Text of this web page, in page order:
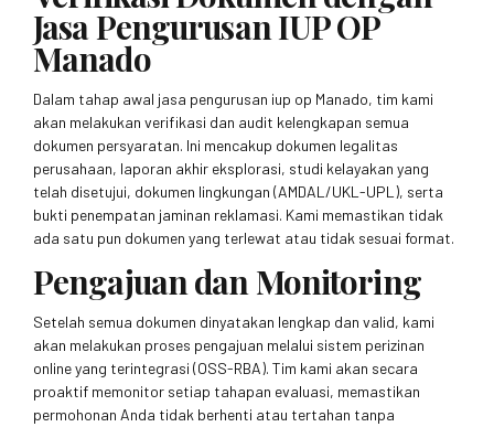
Jasa Pengurusan IUP OP
Manado
Dalam tahap awal jasa pengurusan iup op Manado, tim kami
akan melakukan verifikasi dan audit kelengkapan semua
dokumen persyaratan. Ini mencakup dokumen legalitas
perusahaan, laporan akhir eksplorasi, studi kelayakan yang
telah disetujui, dokumen lingkungan (AMDAL/UKL-UPL), serta
bukti penempatan jaminan reklamasi. Kami memastikan tidak
ada satu pun dokumen yang terlewat atau tidak sesuai format.
Pengajuan dan Monitoring
Setelah semua dokumen dinyatakan lengkap dan valid, kami
akan melakukan proses pengajuan melalui sistem perizinan
online yang terintegrasi (OSS-RBA). Tim kami akan secara
proaktif memonitor setiap tahapan evaluasi, memastikan
permohonan Anda tidak berhenti atau tertahan tanpa